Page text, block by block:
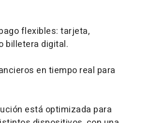
flexibles: tarjeta,
billetera digital.
en tiempo real para
está optimizada para